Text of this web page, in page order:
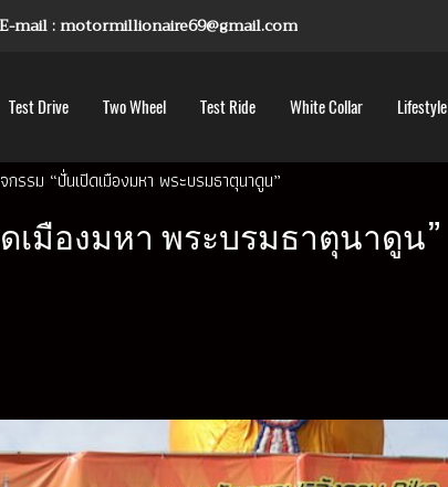
mail : motormillionaire69@gmail.com
Test Drive Two Wheel Test Ride White Collar Lifestyle
กรรม “ปั่นเปิดเมืองมหา พระบรมธาตุนาดูน”
เมืองมหา พระบรมธาตุนาดูน”